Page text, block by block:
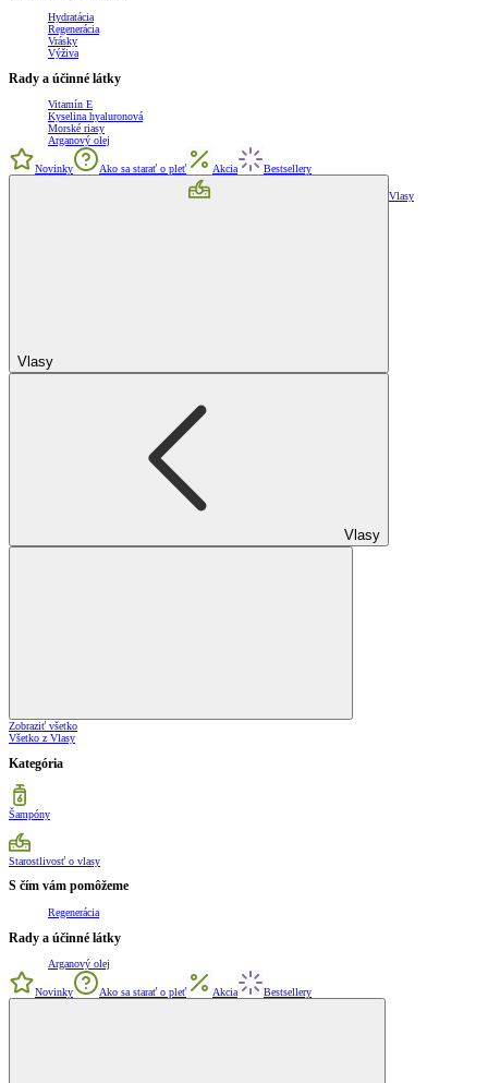
Hydratácia
Regenerácia
Vrásky
Výživa
Rady a účinné látky
Vitamín E
Kyselina hyaluronová
Morské riasy
Arganový olej
Novinky Ako sa starať o pleť Akcia Bestsellery
Vlasy
Vlasy
Vlasy
Zobraziť všetko
Všetko z Vlasy
Kategória
Šampóny
Starostlivosť o vlasy
S čím vám pomôžeme
Regenerácia
Rady a účinné látky
Arganový olej
Novinky Ako sa starať o pleť Akcia Bestsellery